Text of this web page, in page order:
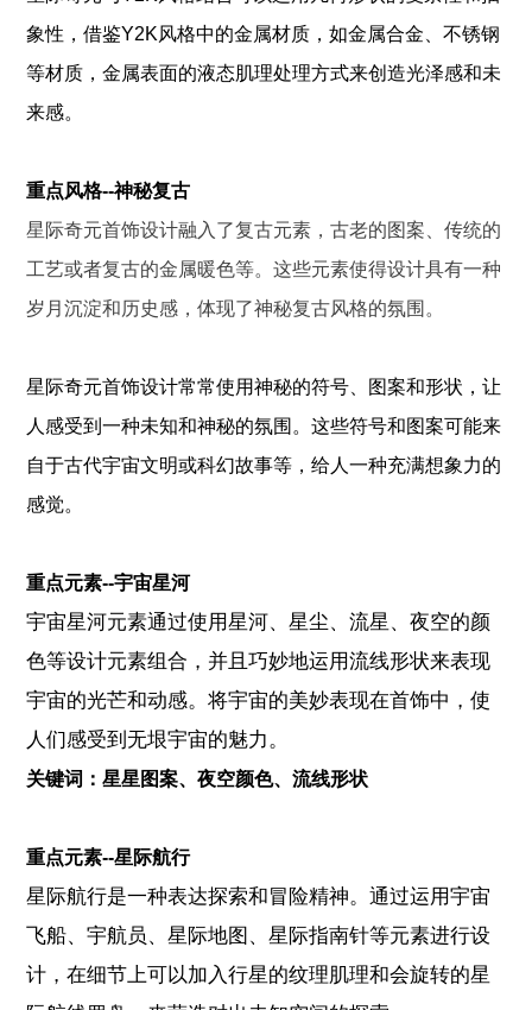
象性 ，借鉴Y2K风格中的金属材质，如金属合金、不锈钢
等材质，金属表面的液态肌理处理方式来创造光泽感和未
来感。
重点风格--神秘复古
星际奇元首饰设计融入了复古元素，古老的图案 、传统的
工艺或者复古的金属暖色等。这些元素使得设计具有一种
岁月沉淀和历史感 ，体现了神秘复古风格的氛围。
星际奇元首饰设计常常使用神秘的符号 图案和形状 ，让
人感受到一种未知和神秘的氛围。这些符号和图案可能来
自于古代宇宙文明或科幻故事等，给人一种充满想象力的
感觉。
重点元素--宇宙星河
宇宙星河元素通过使用星河、星尘、流星、夜空的颜
色等设计元素组合，并且巧妙地运用流线形状来表现
宇宙的光芒和动感。将宇宙的美妙表现在首饰中，使
人们感受到无垠宇宙的魅力。
关键词：星星图案、夜空颜色、流线形状
重点元素--星际航行
星际航行是一种表达探索和冒险精神。通过运用宇宙
飞船、宇航员、星际地图、星际指南针等元素进行设
计，在细节上可以加入行星的纹理肌理和会旋转的星